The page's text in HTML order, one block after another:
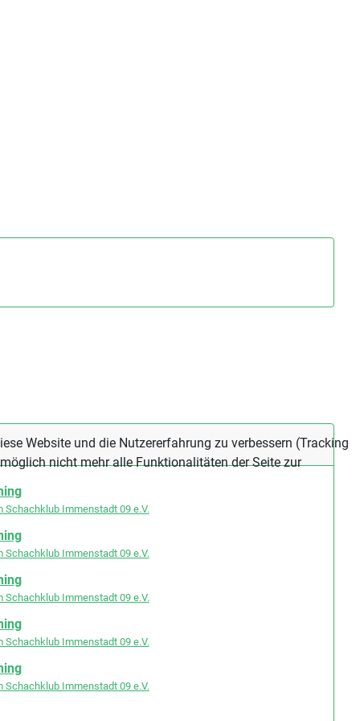
Schachklub Immenstadt 09 e.V.
Schachklub Immenstadt 09 e.V.
Schachklub Immenstadt 09 e.V.
Schachklub Immenstadt 09 e.V.
Schachklub Immenstadt 09 e.V.
Website und die Nutzererfahrung zu verbessern (Tracking
nicht mehr alle Funktionalitäten der Seite zur